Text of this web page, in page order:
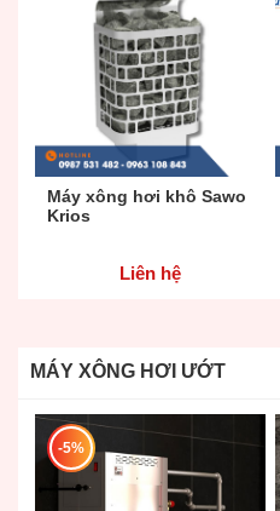
Máy xông hơi khô Sawo
Krios
Liên hệ
MÁY XÔNG HƠI ƯỚT
-5%